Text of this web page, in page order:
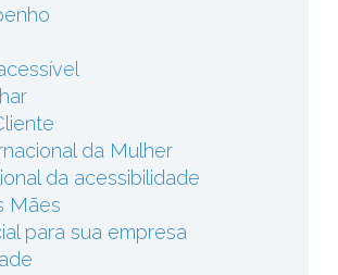
da Mulher
da acessibilidade
Mães
para sua empresa